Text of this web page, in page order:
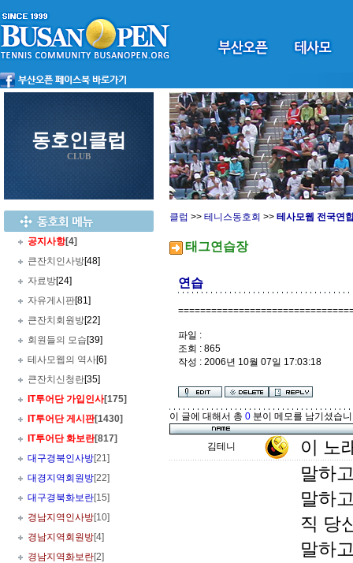
동호인클럽
CLUB
공지사항[4]
큰잔치인사방[48]
자료방[24]
자유게시판[81]
큰잔치회원방[22]
회원들의 모습[39]
테사모웹의 역사[6]
큰잔치신청란[35]
IT투어단 가입인사[175]
IT투어단 게시판[1430]
IT투어단 화보란[817]
대구경북인사방[21]
대경지역회원방[22]
대구경북화보란[15]
경남지역인사방[10]
경남지역회원방[4]
경남지역화보란[2]
클럽 >> 테니스동호회 >> 테사모웹 전국연
태그연습장
연습
파일 :
조회 : 865
작성 : 2006년 10월 07일 17:03:18
이 글에 대해서 총 0 분이 메모를 남기셨습
김테니 이 노
말하
말하
직 당
말하